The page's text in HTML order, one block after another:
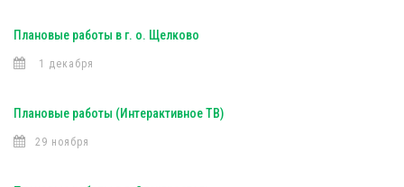
Плановые работы в г. о. Щелково
1 декабря
Плановые работы (Интерактивное ТВ)
29 ноября